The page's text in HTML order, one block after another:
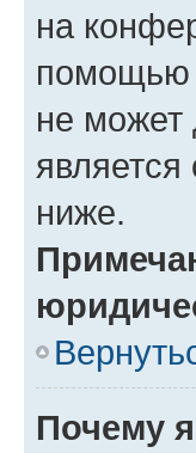
на
помощью
не может
ниже.
Почему